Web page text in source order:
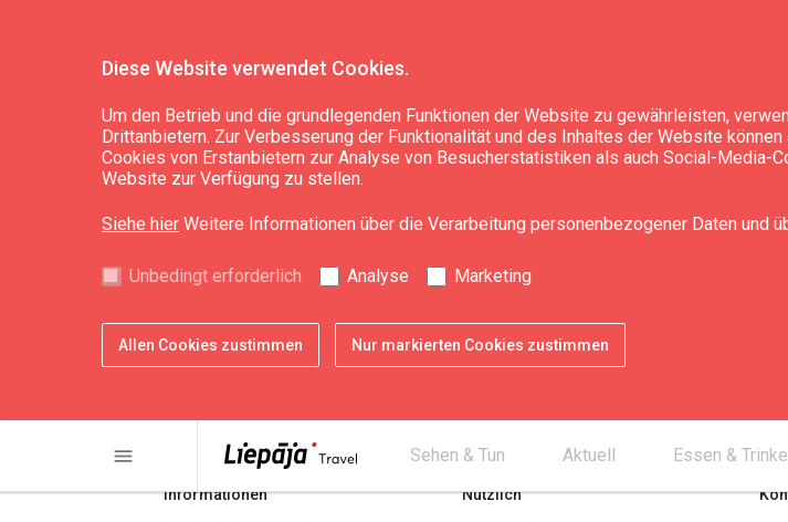
Diese Website verwendet Cookies.
Um den Betrieb und die grundlegenden Funktionen der Website zu gewährleisten,
Drittanbietern. Zur Verbesserung der Funktionalität und des Inhaltes der Website
Cookies von Erstanbietern zur Analyse von Besucherstatistiken als auch Social-
Website zur Verfügung zu stellen.
Siehe hier Weitere Informationen über die Verarbeitung personenbezogener Daten und
Unbedingt erforderlich Analyse Marketing
Allen Cookies zustimmen Nur markierten Cookies zustimmen
menu Sehen & Tun Aktuell Essen &
Swedbank
Informationen Nützlich